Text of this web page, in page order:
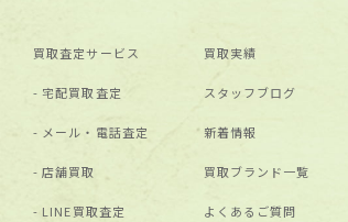
買取査定サービス
宅配買取査定
メール・電話査定
店舗買取
LINE買取査定
買取実績
スタッフブログ
新着情報
買取ブランド⼀覧
よくあるご質問